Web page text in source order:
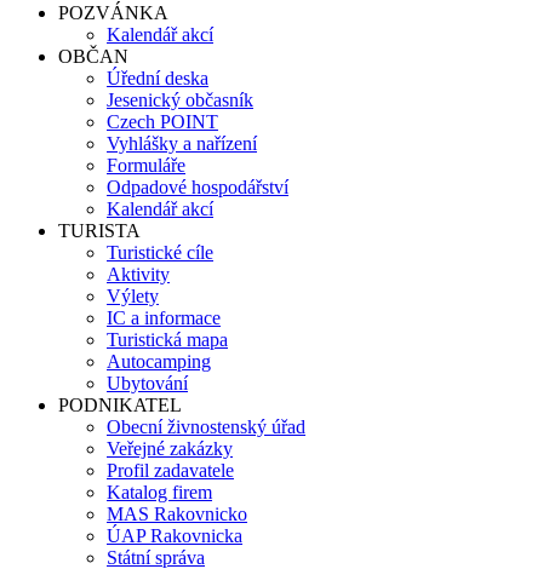
POZVÁNKA
Kalendář akcí
OBČAN
Úřední deska
Jesenický občasník
Czech POINT
Vyhlášky a nařízení
Formuláře
Odpadové hospodářství
Kalendář akcí
TURISTA
Turistické cíle
Aktivity
Výlety
IC a informace
Turistická mapa
Autocamping
Ubytování
PODNIKATEL
Obecní živnostenský úřad
Veřejné zakázky
Profil zadavatele
Katalog firem
MAS Rakovnicko
ÚAP Rakovnicka
Státní správa